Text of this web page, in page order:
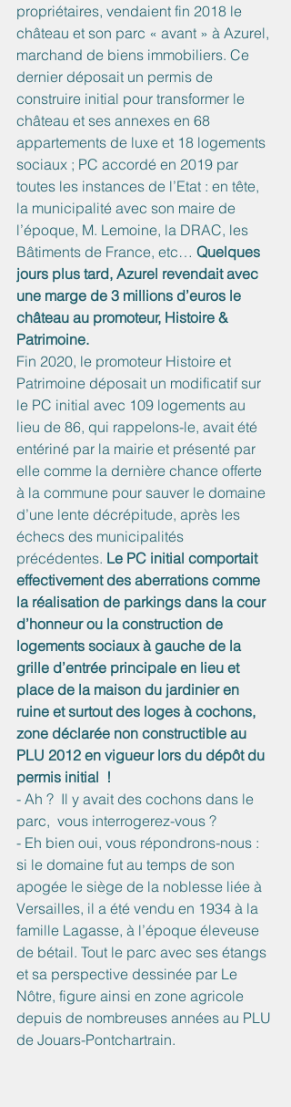
propriétaires, vendaient fin 2018 le
château et son parc « avant » à Azurel,
marchand de biens immobiliers. Ce
dernier déposait un permis de
construire initial pour transformer le
château et ses annexes en 68
appartements de luxe et 18 logements
sociaux ; PC accordé en 2019 par
toutes les instances de l’Etat : en tête,
la municipalité avec son maire de
l’époque, M. Lemoine, la DRAC, les
Bâtiments de France, etc… Quelques
jours plus tard, Azurel revendait avec
une marge de 3 millions d’euros le
château au promoteur, Histoire &
Patrimoine.
Fin 2020, le promoteur Histoire et
Patrimoine déposait un modificatif sur
le PC initial avec 109 logements au
lieu de 86, qui rappelons-le, avait été
entériné par la mairie et présenté par
elle comme la dernière chance offerte
à la commune pour sauver le domaine
d’une lente décrépitude, après les
échecs des municipalités
précédentes. Le PC initial comportait
effectivement des aberrations comme
la réalisation de parkings dans la cour
d’honneur ou la construction de
logements sociaux à gauche de la
grille d’entrée principale en lieu et
place de la maison du jardinier en
ruine et surtout des loges à cochons,
zone déclarée non constructible au
PLU 2012 en vigueur lors du dépôt du
permis initial  !
- Ah ?  Il y avait des cochons dans le
parc,  vous interrogerez-vous ?
- Eh bien oui, vous répondrons-nous :
si le domaine fut au temps de son
apogée le siège de la noblesse liée à
Versailles, il a été vendu en 1934 à la
famille Lagasse, à l’époque éleveuse
de bétail. Tout le parc avec ses étangs
et sa perspective dessinée par Le
Nôtre, figure ainsi en zone agricole
depuis de nombreuses années au PLU
de Jouars-Pontchartrain.